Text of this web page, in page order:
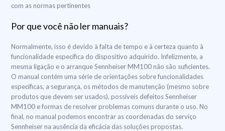
com as normas pertinentes
Por que você não ler manuais?
Normalmente, isso é devido à falta de tempo e à certeza quanto à
funcionalidade específica do dispositivo adquirido. Infelizmente, a
mesma ligação e o arranque Sennheiser MM100 não são suficientes.
O manual contém uma série de orientações sobre funcionalidades
específicas, a segurança, os métodos de manutenção (mesmo sobre
produtos que devem ser usados), possíveis defeitos Sennheiser
MM100 e formas de resolver problemas comuns durante o uso. No
final, no manual podemos encontrar as coordenadas do serviço
Sennheiser na ausência da eficácia das soluções propostas.